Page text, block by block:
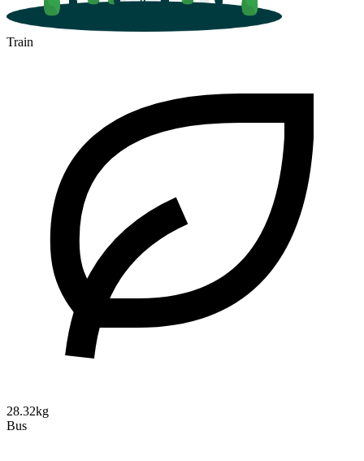
Train
28.32kg
Bus